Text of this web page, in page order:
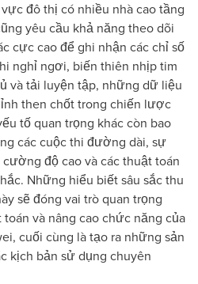
đô thị có nhiều nhà cao tầng
yêu cầu khả năng theo dõi
cực cao để ghi nhận các chỉ số
nghỉ ngơi, biến thiên nhịp tim
và tải luyện tập, những dữ liệu
then chốt trong chiến lược
tố quan trọng khác còn bao
các cuộc thi đường dài, sự
độ cao và các thuật toán
Những hiểu biết sâu sắc thu
sẽ đóng vai trò quan trọng
và nâng cao chức năng của
cuối cùng là tạo ra những sản
kịch bản sử dụng chuyên